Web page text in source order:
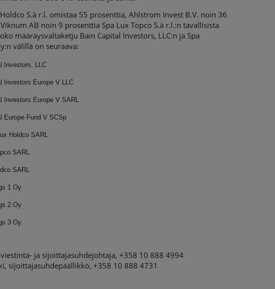
Holdco S.à r.l. omistaa 55 prosenttia, Ahlstrom Invest B.V. noin 36
AB noin 9 prosenttia Spa Lux Topco S.à r.l.:n tavallisista
määräysvaltaketju Bain Capital Investors, LLC:n ja Spa
välillä on seuraava:
Investors, LLC
Investors Europe V LLC
Investors Europe V SARL
Europe Fund V SCSp
Holdco SARL
SARL
SARL
1 Oy
2 Oy
3 Oy.
viestintä- ja sijoittajasuhdejohtaja, +358 10 888 4994
sijoittajasuhdepäällikkö, +358 10 888 4731